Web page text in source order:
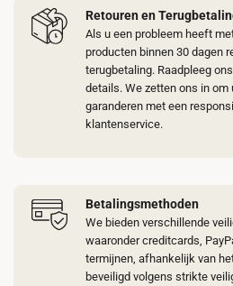
Retouren en
Als u een probleem heeft
producten binnen 30 dagen
terugbetaling. Raadpleeg
details. We zetten ons in om
garanderen met een
klantenservice.
Betalingsmethoden
We bieden verschillende
waaronder creditcards,
termijnen, afhankelijk van
beveiligd volgens strikte